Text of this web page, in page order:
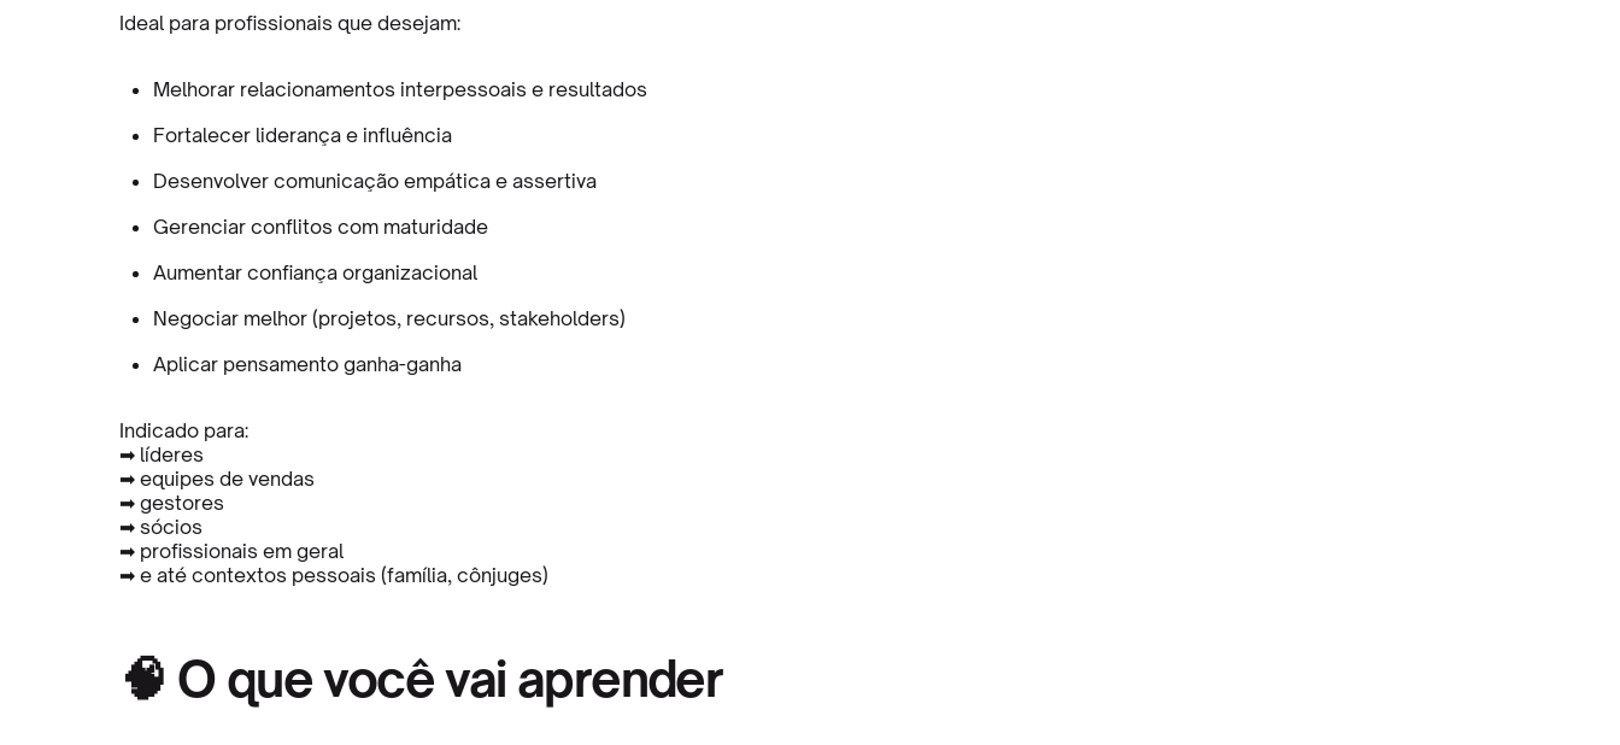
Ideal para profissionais que desejam:
Melhorar relacionamentos interpessoais e resultados
Fortalecer liderança e influência
Desenvolver comunicação empática e assertiva
Gerenciar conflitos com maturidade
Aumentar confiança organizacional
Negociar melhor (projetos, recursos, stakeholders)
Aplicar pensamento ganha-ganha
Indicado para:
➡ líderes
➡ equipes de vendas
➡ gestores
➡ sócios
➡ profissionais em geral
➡ e até contextos pessoais (família, cônjuges)
🧠 O que você vai aprender